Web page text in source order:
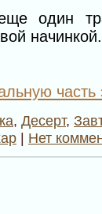
один
начинкой.
часть
, Десерт,
| Нет